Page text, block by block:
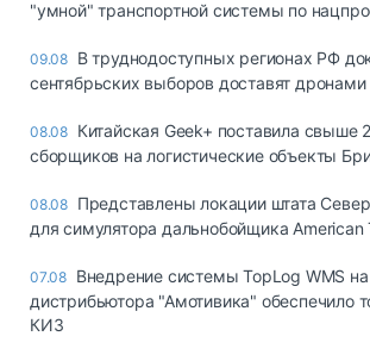
"умной" транспортной системы по
09.08 В труднодоступных регионах РФ
сентябрьских выборов доставят дронами
08.08 Китайская Geek+ поставила свыше
сборщиков на логистические объекты
08.08 Представлены локации штата
для симулятора дальнобойщика American
07.08 Внедрение системы TopLog WMS
дистрибьютора "Амотивика" обеспечило
КИЗ